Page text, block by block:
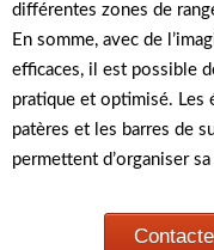
différentes zones de
En somme, avec de
efficaces, il est possible
pratique et optimisé. Les
patères et les barres de
permettent d’organiser